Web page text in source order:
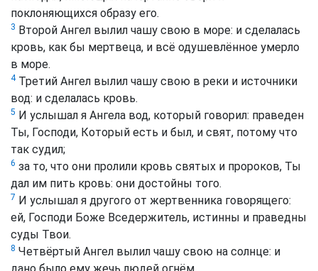
поклоняющихся образу его.
3 Второй Ангел вылил чашу свою в море: и сделалась
кровь, как бы мертвеца, и всё одушевлённое умерло
в море.
4Третий Ангел вылил чашу свою в реки и источники
вод: и сделалась кровь.
5 И услышал я Ангела вод, который говорил: праведен
Ты, Господи, Который есть и был, и свят, потому что
так судил;
6 за то, что они пролили кровь святых и пророков, Ты
дал им пить кровь: они достойны того.
7 И услышал я другого от жертвенника говорящего:
ей, Господи Боже Вседержитель, истинны и праведны
суды Твои.
8 Четвёртый Ангел вылил чашу свою на солнце: и